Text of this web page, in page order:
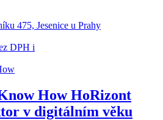
475, Jesenice u Prahy
DPH i
How HoRizont
v digitálním věku